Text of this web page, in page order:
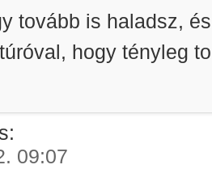
tovább is haladsz, és
hogy tényleg
09:07